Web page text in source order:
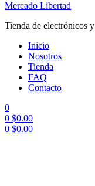
Mercado Libertad
Tienda de electrónicos
Inicio
Nosotros
Tienda
FAQ
Contacto
0
0 $0.00
0 $0.00